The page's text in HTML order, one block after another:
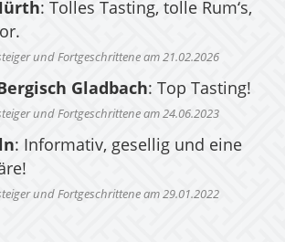
: Tolles Tasting, tolle Rum‘s,
und Fortgeschrittene am 21.02.2026
Bergisch Gladbach: Top Tasting!
und Fortgeschrittene am 24.06.2023
: Informativ, gesellig und eine
und Fortgeschrittene am 29.01.2022